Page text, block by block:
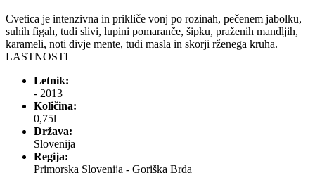
Cvetica je intenzivna in prikliče vonj po rozinah, pečenem jabolku,
suhih figah, tudi slivi, lupini pomaranče, šipku, praženih mandljih,
karameli, noti divje mente, tudi masla in skorji rženega kruha.
LASTNOSTI
Letnik:
- 2013
Količina:
0,75l
Država:
Slovenija
Regija:
Primorska Slovenija - Goriška Brda